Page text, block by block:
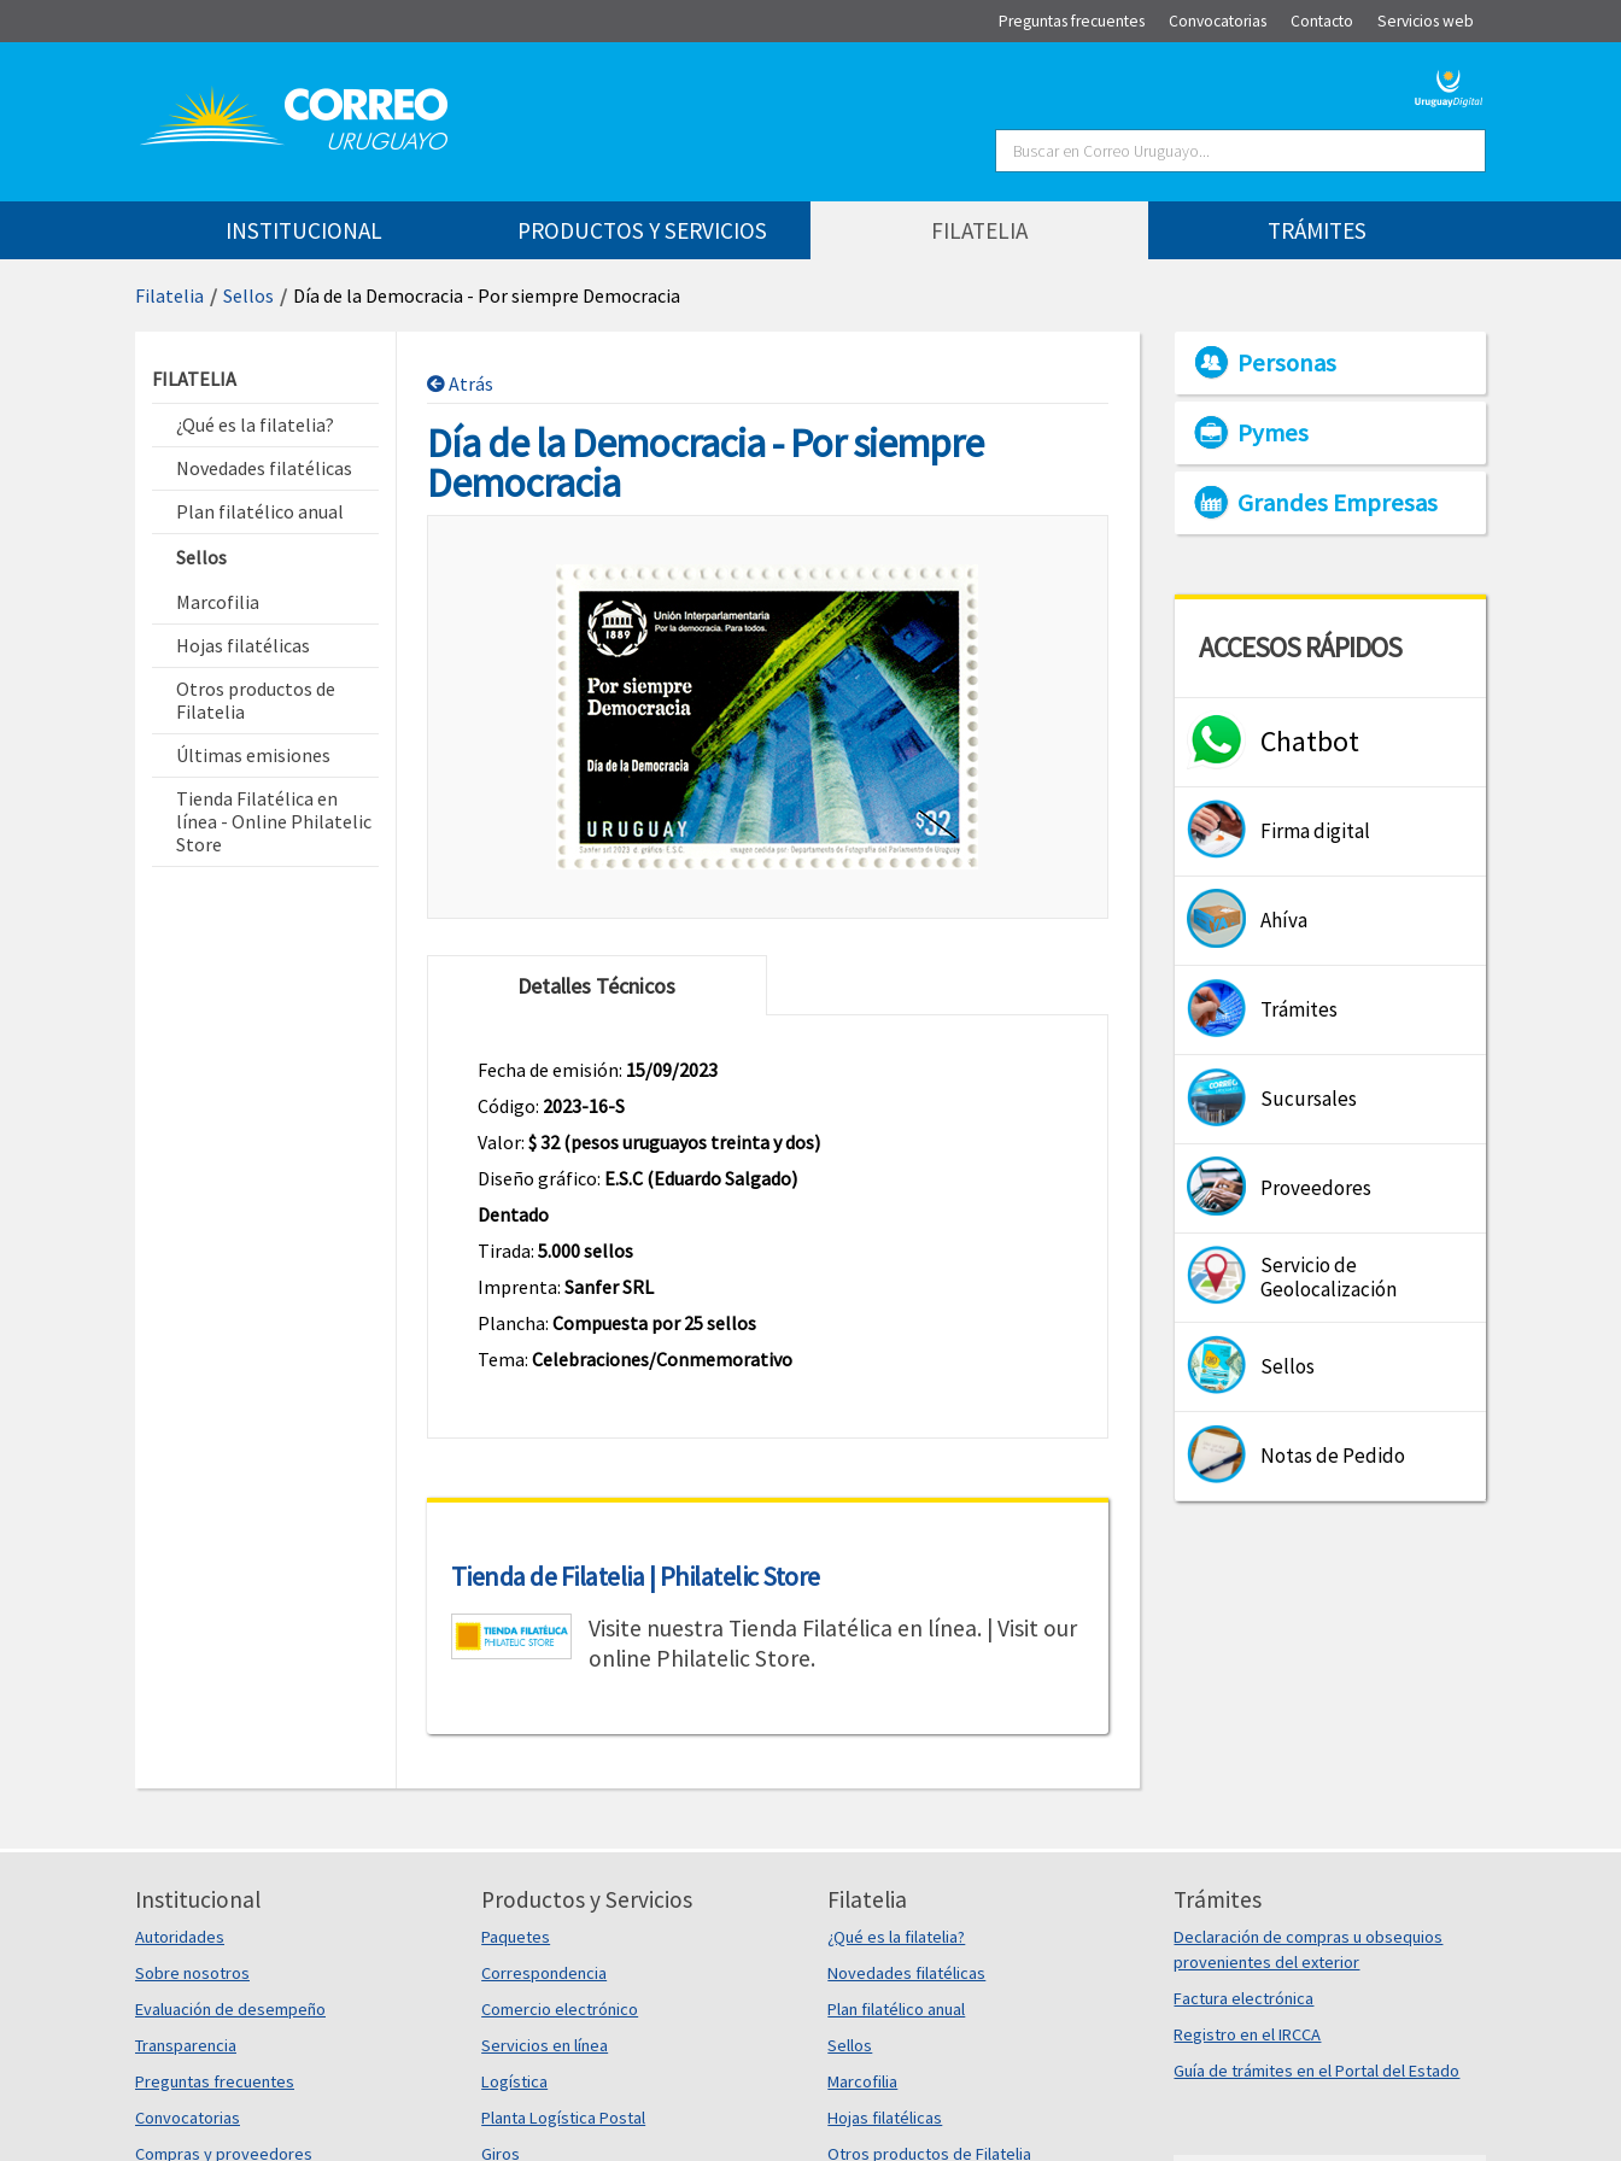
Preguntas frecuentes Convocatorias Contacto Servicios web
Buscar
INSTITUCIONAL PRODUCTOS Y SERVICIOS FILATELIA TRÁMITES
Filatelia / Sellos / Día de la Democracia - Por siempre Democracia
FILATELIA
¿Qué es la filatelia?
Novedades filatélicas
Plan filatélico anual
Sellos
Marcofilia
Hojas filatélicas
Otros productos de
Filatelia
Últimas emisiones
Tienda Filatélica en
línea - Online Philatelic
Store
Atrás
Día de la Democracia - Por siempre
Democracia
Detalles Técnicos
Fecha de emisión: 15/09/2023
Código: 2023-16-S
Valor: $ 32 (pesos uruguayos treinta y dos)
Diseño gráfico: E.S.C (Eduardo Salgado)
Dentado
Tirada: 5.000 sellos
Imprenta: Sanfer SRL
Plancha: Compuesta por 25 sellos
Tema: Celebraciones/Conmemorativo
Tienda de Filatelia | Philatelic Store
Visite nuestra Tienda Filatélica en línea. | Visit our
online Philatelic Store.
Personas
Pymes
Grandes Empresas
ACCESOS RÁPIDOS
Chatbot
Firma digital
Ahíva
Trámites
Sucursales
Proveedores
Servicio de
Geolocalización
Sellos
Notas de Pedido
Institucional
Autoridades
Sobre nosotros
Evaluación de desempeño
Transparencia
Preguntas frecuentes
Convocatorias
Compras y proveedores
Productos y Servicios
Paquetes
Correspondencia
Comercio electrónico
Servicios en línea
Logística
Planta Logística Postal
Giros
Filatelia
¿Qué es la filatelia?
Novedades filatélicas
Plan filatélico anual
Sellos
Marcofilia
Hojas filatélicas
Otros productos de Filatelia
Trámites
Declaración de compras u obsequios
provenientes del exterior
Factura electrónica
Registro en el IRCCA
Guía de trámites en el Portal del Estado